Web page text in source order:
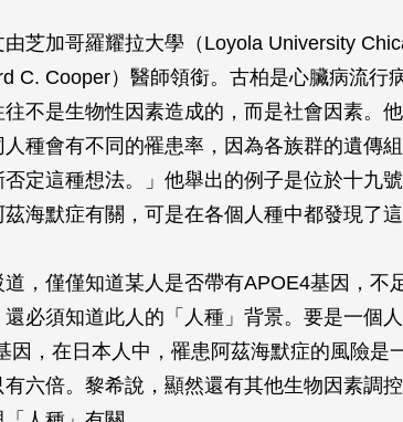
由芝加哥羅耀拉大學（Loyola University
C. Cooper）醫師領銜。古柏是心臟病流行
往不是生物性因素造成的，而是社會因素。
人種會有不同的罹患率，因為各族群的遺傳
定這種想法。」他舉出的例子是位於十九
海默症有關，可是在各個人種中都發現了這
道，僅僅知道某人是否帶有APOE4基因，不
還必須知道此人的「人種」背景。要是一個
因，在日本人中，罹患阿茲海默症的風險是
有六倍。黎希說，顯然還有其他生物因素調